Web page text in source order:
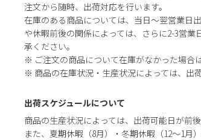
注文から随時、出荷対応を行います。
在庫のある商品については、当日～翌営業日
や休暇前後の関係によっては、さらに2-3営
承ください。
※ ご注文の商品について在庫がなかった場合
※ 商品の在庫状況・生産状況によっては、出
出荷スケジュールについて
商品の生産状況によっては、出荷可能日が前
また、夏期休暇（8月）・冬期休暇（12～1月